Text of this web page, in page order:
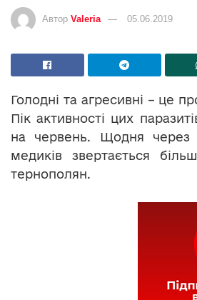
Автор Valeria 05.06.2019
Голодні та агресивні – це
Пік активності цих
на червень. Щодня через
медиків звертається
тернополян.